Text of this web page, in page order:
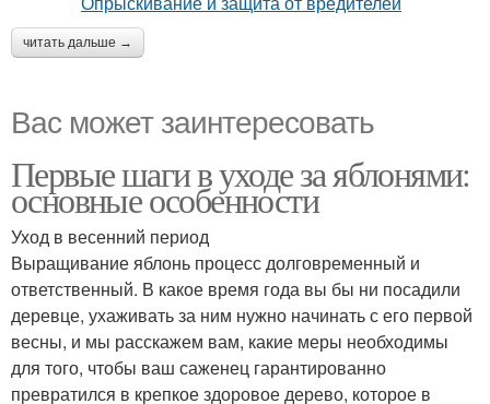
читать дальше →
Вас может заинтересовать
Первые шаги в уходе за яблонями:
основные особенности
Уход в весенний период
Выращивание яблонь процесс долговременный и
ответственный. В какое время года вы бы ни посадили
деревце, ухаживать за ним нужно начинать с его первой
весны, и мы расскажем вам, какие меры необходимы
для того, чтобы ваш саженец гарантированно
превратился в крепкое здоровое дерево, которое в